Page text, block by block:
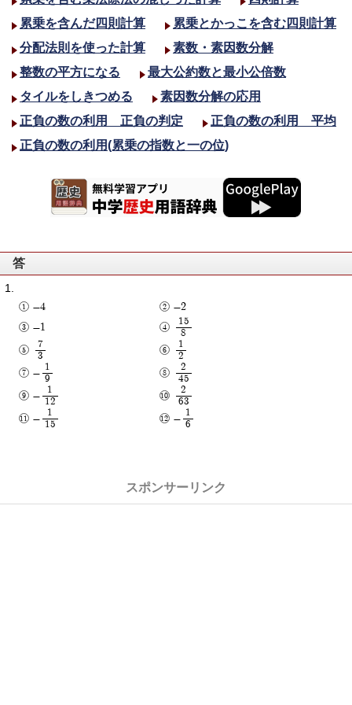
累乗を含んだ四則計算
累乗とかっこを含む四則計算
分配法則を使った計算
素数・素因数分解
整数の平方になる
最大公約数と最小公倍数
タイルをしきつめる
素因数分解の応用
正負の数の利用 正負の判定
正負の数の利用 平均
正負の数の利用(累乗の指数と一の位)
答
-4
-2
-1
15
8
7
3
1
2
-
1
9
2
45
-
1
12
2
63
-
1
15
-
1
6